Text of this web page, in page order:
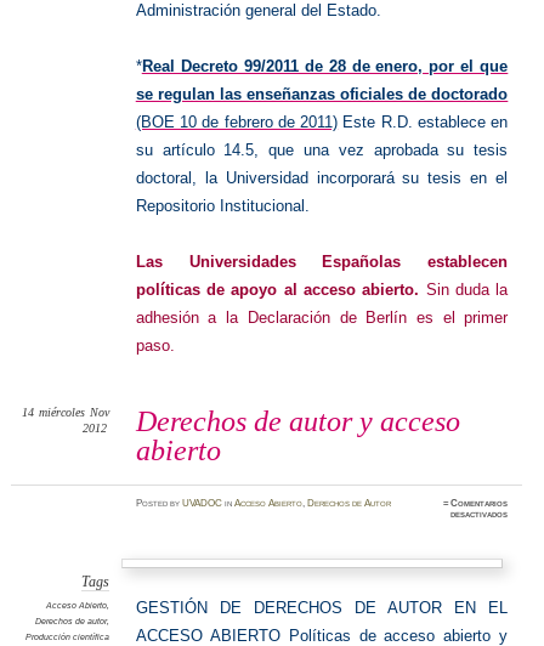
Administración general del Estado.
*Real Decreto 99/2011 de 28 de enero, por el que
se regulan las enseñanzas oficiales de doctorado
(BOE 10 de febrero de 2011) Este R.D. establece en
su artículo 14.5, que una vez aprobada su tesis
doctoral, la Universidad incorporará su tesis en el
Repositorio Institucional.
Las Universidades Españolas establecen
políticas de apoyo al acceso abierto. Sin duda la
adhesión a la Declaración de Berlín es el primer
paso.
Derechos de autor y acceso
abierto
14 miércoles Nov
2012
PostedbyUVADOC inAcceso Abierto, Derechos de Autor ≈Comentarios
desactivadosen
Tags
Acceso Abierto,
Derechos de autor,
Producción científica
GESTIÓN DE DERECHOS DE AUTOR EN EL
ACCESO ABIERTO Políticas de acceso abierto y